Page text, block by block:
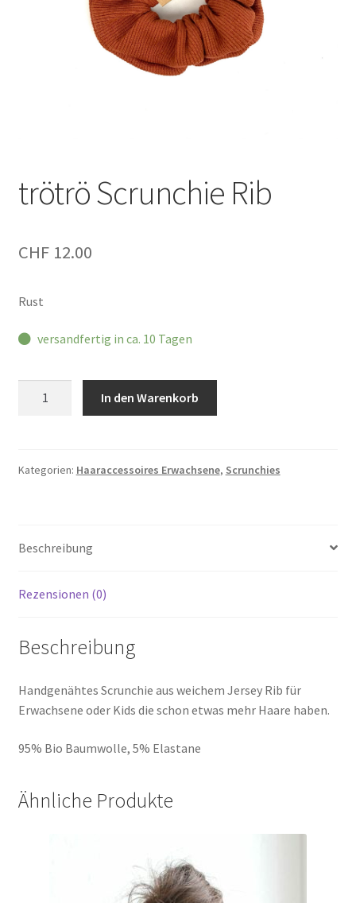
trötrö Scrunchie Rib
CHF12.00
Rust
versandfertig in ca. 10 Tagen
In den Warenkorb
Kategorien: Haaraccessoires Erwachsene, Scrunchies
Beschreibung
Rezensionen (0)
Beschreibung
Handgenähtes Scrunchie aus weichem Jersey Rib für
Erwachsene oder Kids die schon etwas mehr Haare haben.
95% Bio Baumwolle, 5% Elastane
Ähnliche Produkte